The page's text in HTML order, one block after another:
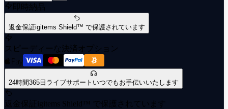
即時納品
返金保証igitems Shield™ で保護されています
スピーディーな決済オプション
24時間365日ライブサポート いつでもお手伝いいたします
返金保証 igitems Shield™ で保護されています